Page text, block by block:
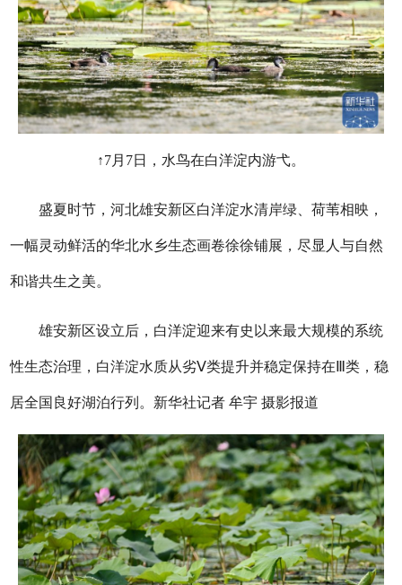
↑7月7日，水鸟在白洋淀内游弋。
盛夏时节，河北雄安新区白洋淀水清岸绿、荷苇相映，
一幅灵动鲜活的华北水乡生态画卷徐徐铺展，尽显人与自然
和谐共生之美。
雄安新区设立后，白洋淀迎来有史以来最大规模的系统
性生态治理，白洋淀水质从劣Ⅴ类提升并稳定保持在Ⅲ类，稳
居全国良好湖泊行列。新华社记者 牟宇 摄影报道